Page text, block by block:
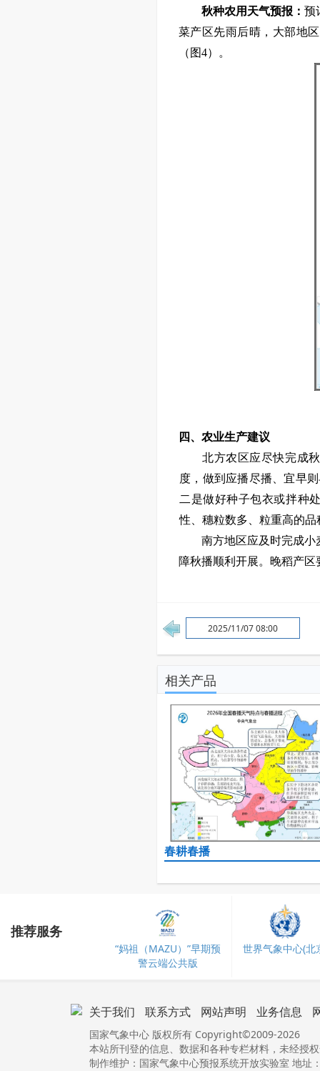
秋种农用 天气预报：预
菜产区先雨后晴， 大部地
（图4） 。
四、农业生产建议
北方农区应尽快完成
度 ，做到应播尽播、宜早
二是做好种子包衣或拌种
性、穗粒数多、粒重高的品
南方地区应及时完成
障秋播顺利开展。晚稻产
2025/11/07 08:00
相关产品
春耕春播
推荐服务
“妈祖（MAZU）”早期预
警云端公共版
世界气象中心(北
关于我们 联系方式 网站声明 业务信息
国家气象中心 版权所有 Copyright©2009-2026
本站所刊登的信息、数据和各种专栏材料，未经授
制作维护：国家气象中心预报系统开放实验室 地址